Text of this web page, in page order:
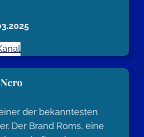
der bekanntesten
Der Brand Roms, eine